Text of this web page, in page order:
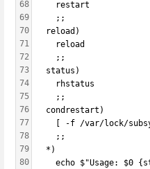
68
69
70
71
72
73
74
75
76
77
78
79
80
    restart
    ;;
  reload)
    reload
    ;;
  status)
    rhstatus
    ;;
  condrestart)
[ -f /var/lock/
    ;;
  *)
echo $"Usage: $0